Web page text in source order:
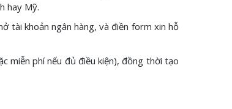
hay Mỹ.
tài khoản ngân hàng, và điền form xin hỗ
miễn phí nếu đủ điều kiện), đồng thời tạo